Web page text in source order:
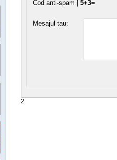
Cod anti-spam | 5+3=
Mesajul tau:
2